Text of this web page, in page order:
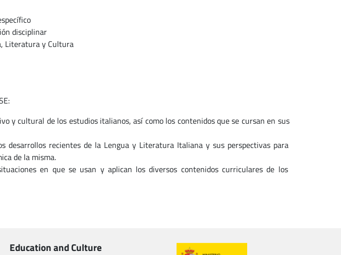
disciplinar
Literatura y Cultura
y cultural de los estudios italianos, así como los contenidos que se cursan en sus
desarrollos recientes de la Lengua y Literatura Italiana y sus perspectivas para
de la misma.
en que se usan y aplican los diversos contenidos curriculares de los
Education and Culture